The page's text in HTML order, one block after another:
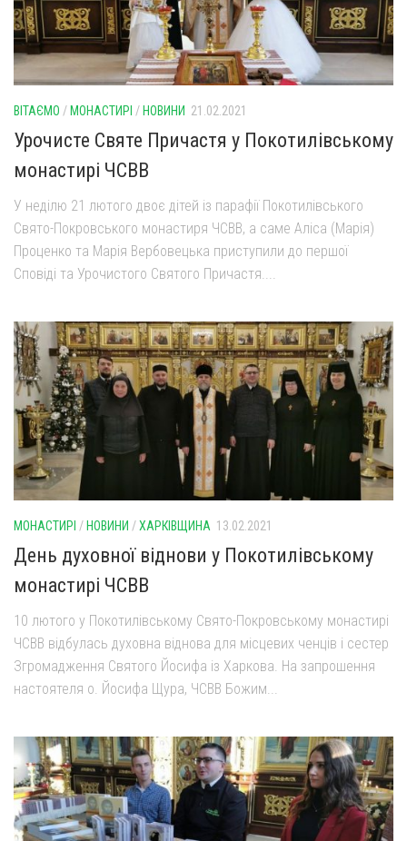
ВІТАЄМО / МОНАСТИРІ / НОВИНИ 21.02.2021
Урочисте Святе Причастя у Покотилівському
монастирі ЧСВВ
У неділю 21 лютого двоє дітей із парафії Покотилівського
Свято-Покровського монастиря ЧСВВ, а саме Аліса (Марія)
Проценко та Марія Вербовецька приступили до першої
Сповіді та Урочистого Святого Причастя....
МОНАСТИРІ / НОВИНИ /ХАРКІВЩИНА 13.02.2021
День духовної віднови у Покотилівському
монастирі ЧСВВ
10 лютого у Покотилівському Свято-Покровському монастирі
ЧСВВ відбулась духовна віднова для місцевих ченців і сестер
Згромадження Святого Йосифа із Харкова. На запрошення
настоятеля о. Йосифа Щура, ЧСВВ Божим...